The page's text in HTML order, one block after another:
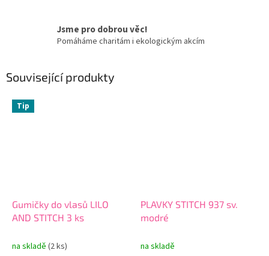
Jsme pro dobrou věc!
Pomáháme charitám i ekologickým akcím
Související produkty
Tip
Gumičky do vlasů LILO
AND STITCH 3 ks
na skladě (2 ks)
PLAVKY STITCH 937 sv.
modré
na skladě